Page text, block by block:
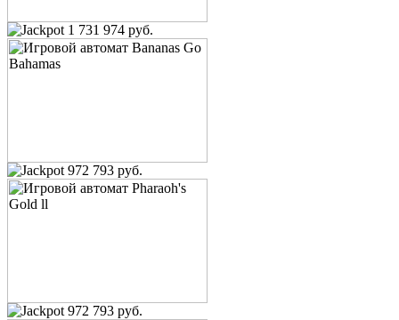
1 731 974 руб.
972 793 руб.
972 793 руб.